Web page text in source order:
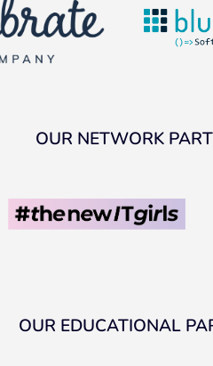
OUR NETWORK
OUR EDUCATIONAL